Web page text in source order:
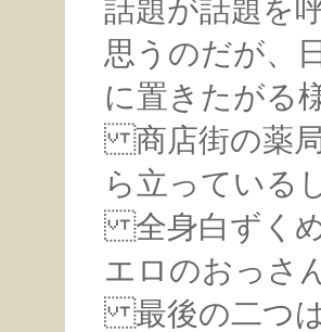
話題が話題を
思うのだが、
に置きたがる
商店街の薬局
ら立っている
全身白ずくめ
エロのおっさ
最後の二つは